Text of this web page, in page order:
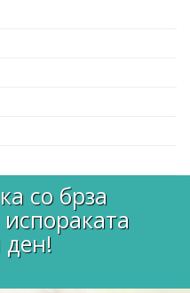
со брза
испораката
ден!